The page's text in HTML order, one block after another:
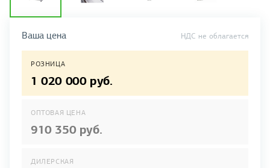
Ваша цена НДС не облагается
РОЗНИЦА
1 020 000 руб.
ОПТОВАЯ ЦЕНА
910 350 руб.
ДИЛЕРСКАЯ